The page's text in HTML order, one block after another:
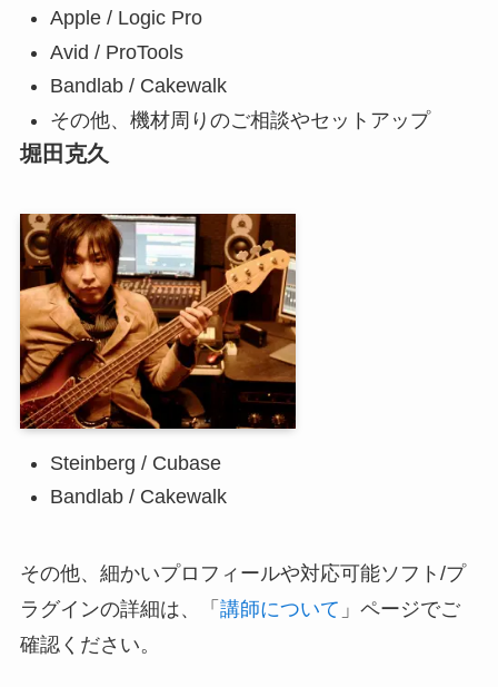
Apple / Logic Pro
Avid / ProTools
Bandlab / Cakewalk
その他、機材周りのご相談やセットアップ
堀田克久
Steinberg / Cubase
Bandlab / Cakewalk
その他、細かいプロフィールや対応可能ソフト/プ
ラグインの詳細は、「 講師について 」ページでご
確認ください。